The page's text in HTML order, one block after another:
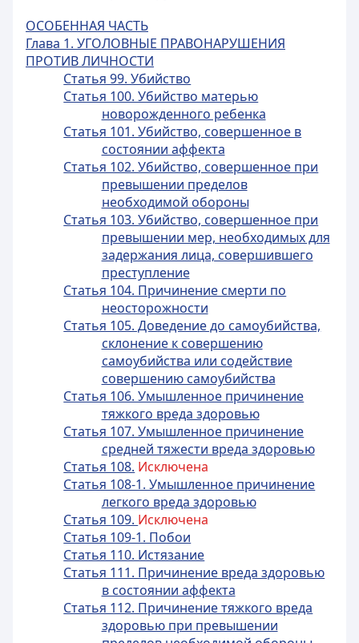
ОСОБЕННАЯ ЧАСТЬ
Глава 1. УГОЛОВНЫЕ ПРАВОНАРУШЕНИЯ
ПРОТИВ ЛИЧНОСТИ
Статья 99. Убийство
Статья 100. Убийство матерью
новорожденного ребенка
Статья 101. Убийство, совершенное в
состоянии аффекта
Статья 102. Убийство, совершенное при
превышении пределов
необходимой обороны
Статья 103. Убийство, совершенное при
превышении мер, необходимых для
задержания лица, совершившего
преступление
Статья 104. Причинение смерти по
неосторожности
Статья 105. Доведение до самоубийства,
склонение к совершению
самоубийства или содействие
совершению самоубийства
Статья 106. Умышленное причинение
тяжкого вреда здоровью
Статья 107. Умышленное причинение
средней тяжести вреда здоровью
Статья 108. Исключена
Статья 108-1. Умышленное причинение
легкого вреда здоровью
Статья 109. Исключена
Статья 109-1. Побои
Статья 110. Истязание
Статья 111. Причинение вреда здоровью
в состоянии аффекта
Статья 112. Причинение тяжкого вреда
здоровью при превышении